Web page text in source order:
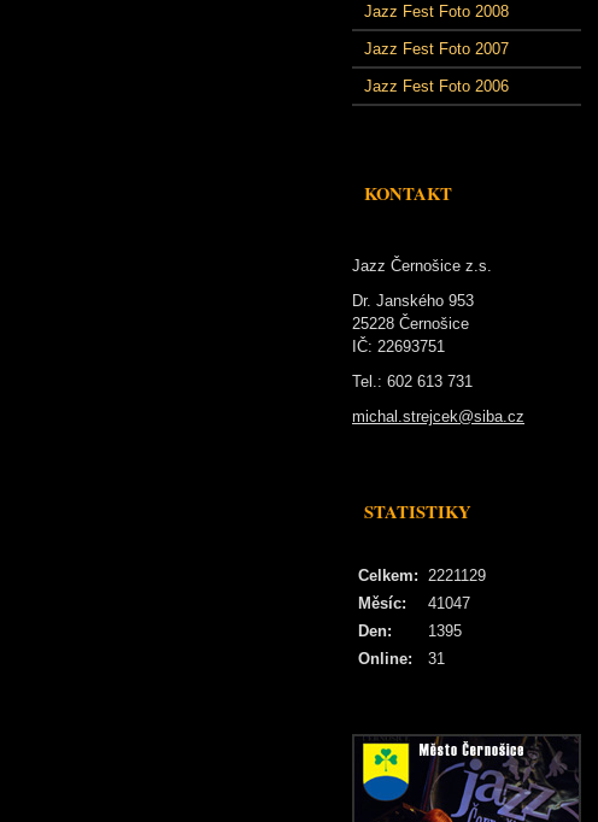
Jazz Fest Foto 2008
Jazz Fest Foto 2007
Jazz Fest Foto 2006
KONTAKT
Jazz Černošice z.s.
Dr. Janského 953
25228 Černošice
IČ: 22693751
Tel.: 602 613 731
michal.strejcek@siba.cz
STATISTIKY
Online: 31
Celkem: 2221129
Měsíc:
41047
Den:
1395